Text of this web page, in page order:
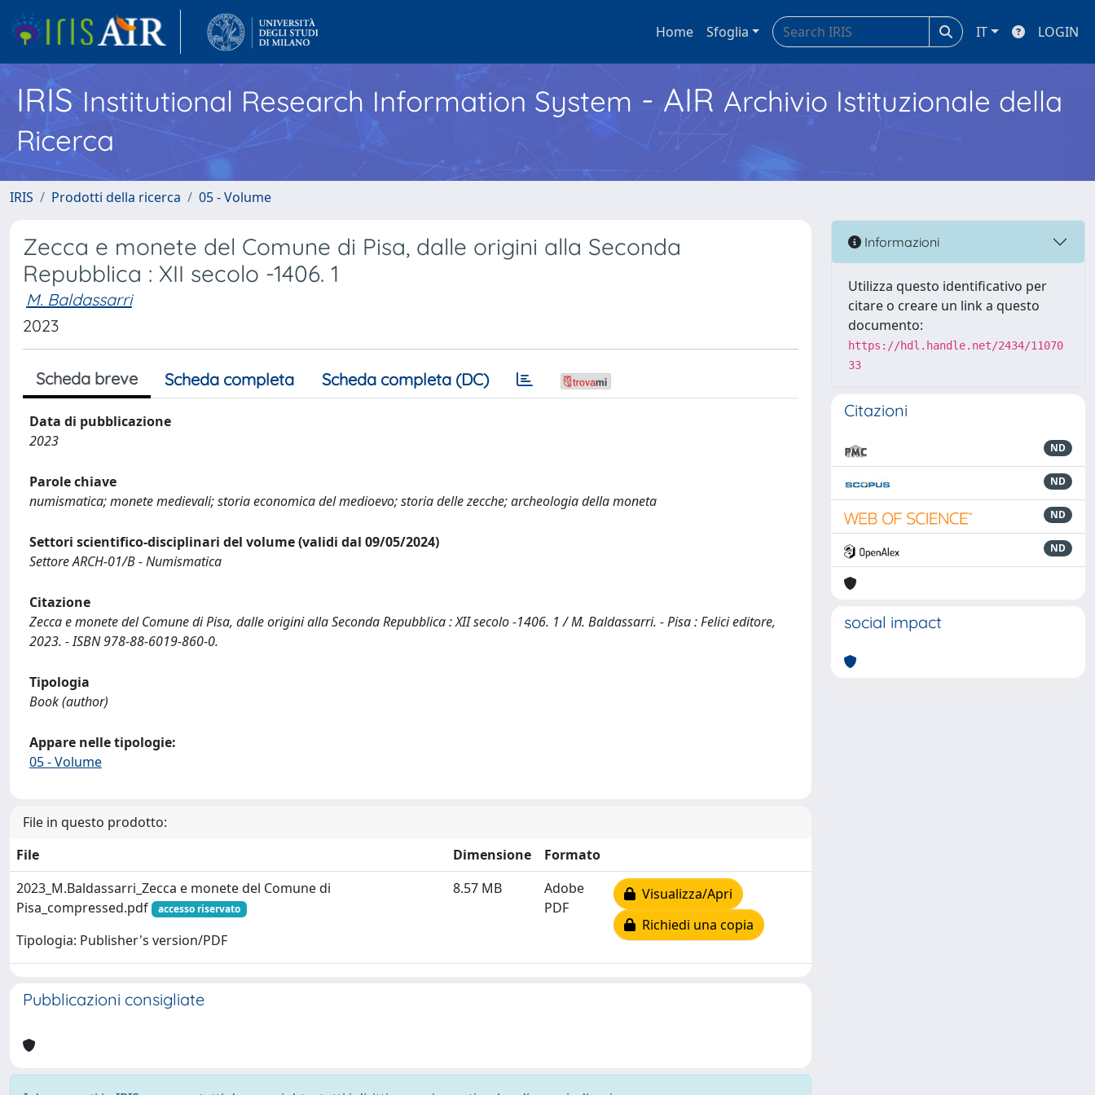
Home Sfoglia IT LOGIN
IRISInstitutional Research Information System - AIR Archivio Istituzionale della
Ricerca
IRIS Prodotti della ricerca 05 - Volume
Zecca e monete del Comune di Pisa, dalle origini alla Seconda
Repubblica : XII secolo -1406. 1
M. Baldassarri
2023
Scheda breve Scheda completa Scheda completa (DC)
Data di pubblicazione
2023
Parole chiave
numismatica; monete medievali; storia economica del medioevo; storia delle zecche; archeologia della moneta
Settori scientifico-disciplinari del volume (validi dal 09/05/2024)
Settore ARCH-01/B - Numismatica
Citazione
Zecca e monete del Comune di Pisa, dalle origini alla Seconda Repubblica : XII secolo -1406. 1 / M. Baldassarri. - Pisa : Felici editore,
2023. - ISBN 978-88-6019-860-0.
Tipologia
Book (author)
Appare nelle tipologie:
05 - Volume
File in questo prodotto:
File
Dimensione
Formato
2023_M.Baldassarri_Zecca e monete del Comune di
Pisa_compressed.pdf
accesso riservato
Tipologia: Publisher's version/PDF
8.57 MB
Adobe
PDF
Visualizza/Apri
Richiedi una copia
Pubblicazioni consigliate
Informazioni
Utilizza questo identificativo per
citare o creare un link a questo
documento:
https://hdl.handle.net/2434/11070
33
Citazioni
ND
ND
ND
ND
social impact